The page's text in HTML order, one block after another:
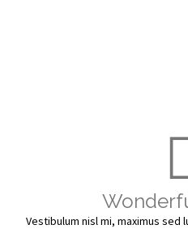
Vestibulum nisl mi, maximus